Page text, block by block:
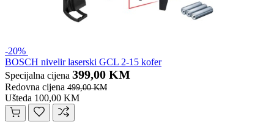
-20%
BOSCH nivelir laserski GCL 2-15 kofer
Specijalna cijena 399,00 KM
Redovna cijena 499,00 KM
Ušteda 100,00 KM